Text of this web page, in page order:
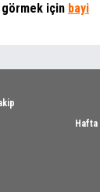
görmek için bayi
Hafta